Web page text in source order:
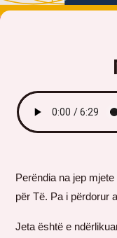
Perëndia na jep
për Të. Pa i përdorur
Jeta është e